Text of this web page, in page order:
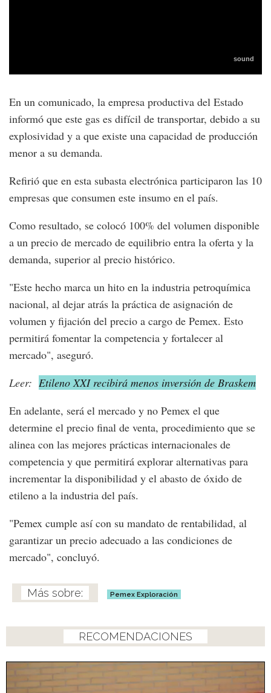
En un comunicado, la empresa productiva del Estado
informó que este gas es difícil de transportar, debido a su
explosividad y a que existe una capacidad de producción
menor a su demanda.
Refirió que en esta subasta electrónica participaron las 10
empresas que consumen este insumo en el país.
Como resultado, se colocó 100% del volumen disponible
a un precio de mercado de equilibrio entra la oferta y la
demanda, superior al precio histórico.
"Este hecho marca un hito en la industria petroquímica
nacional, al dejar atrás la práctica de asignación de
volumen y fijación del precio a cargo de Pemex. Esto
permitirá fomentar la competencia y fortalecer al
mercado", aseguró.
Leer: Etileno XXI recibirá menos inversión de Braskem
En adelante, será el mercado y no Pemex el que
determine el precio final de venta, procedimiento que se
alinea con las mejores prácticas internacionales de
competencia y que permitirá explorar alternativas para
incrementar la disponibilidad y el abasto de óxido de
etileno a la industria del país.
"Pemex cumple así con su mandato de rentabilidad, al
garantizar un precio adecuado a las condiciones de
mercado", concluyó.
Pemex Exploración
RECOMENDACIONES